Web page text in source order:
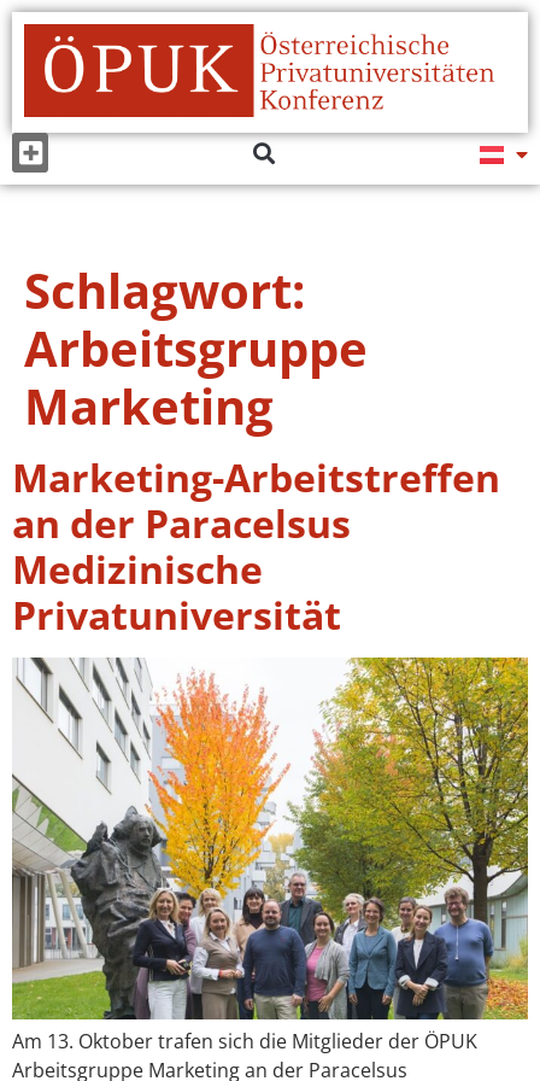
Schlagwort:
Arbeitsgruppe
Marketing
Marketing-Arbeitstreffen
an der Paracelsus
Medizinische
Privatuniversität
Am 13. Oktober trafen sich die Mitglieder der ÖPUK
Arbeitsgruppe Marketing an der Paracelsus